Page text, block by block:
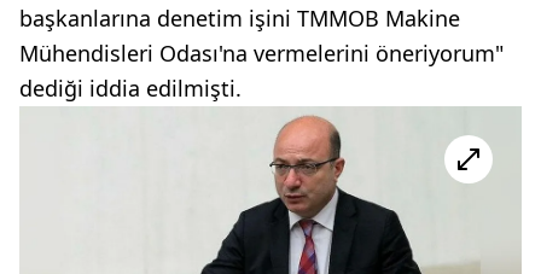
başkanlarına denetim işini TMMOB Makine
Mühendisleri Odası'na vermelerini öneriyorum"
dediği iddia edilmişti.